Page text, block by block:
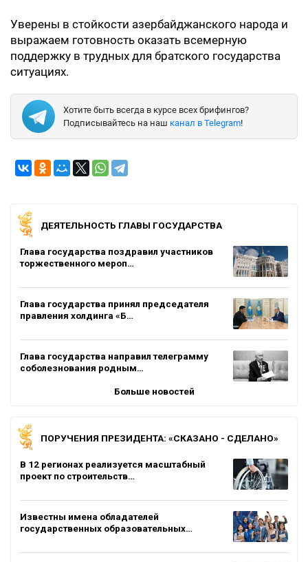
Уверены в стойкости азербайджанского народа и
выражаем готовность оказать всемерную
поддержку в трудных для братского государства
ситуациях.
Хотите быть всегда в курсе всех брифингов?
Подписывайтесь на наш канал в Telegram!
ДЕЯТЕЛЬНОСТЬ ГЛАВЫ ГОСУДАРСТВА
Глава государства поздравил участников
торжественного мероп…
Глава государства принял председателя
правления холдинга «Б…
Глава государства направил телеграмму
соболезнования родным…
Больше новостей
ПОРУЧЕНИЯ ПРЕЗИДЕНТА: «СКАЗАНО - СДЕЛАНО»
В 12 регионах реализуется масштабный
проект по строительств…
Известны имена обладателей
государственных образовательных…